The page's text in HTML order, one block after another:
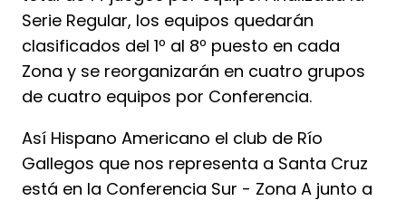
Serie Regular, los equipos quedarán
clasificados del 1º al 8º puesto en cada
Zona y se reorganizarán en cuatro grupos
de cuatro equipos por Conferencia.
Así Hispano Americano el club de Río
Gallegos que nos representa a Santa Cruz
está en la Conferencia Sur - Zona A junto a